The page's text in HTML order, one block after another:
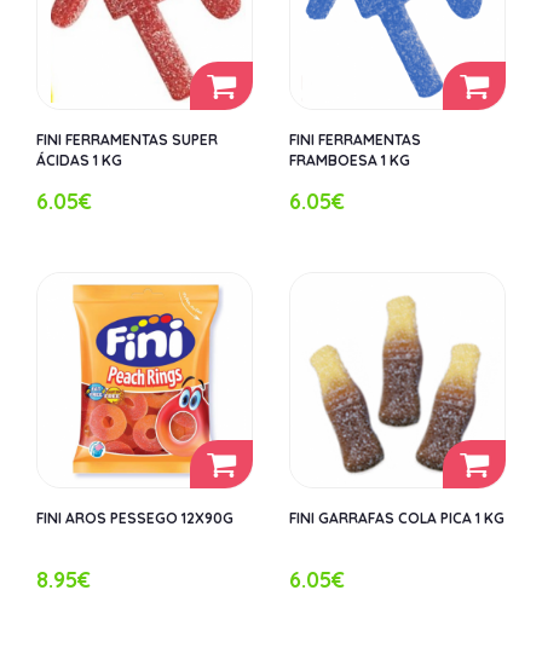
FINI FERRAMENTAS SUPER
ÁCIDAS 1 KG
6.05€
FINI FERRAMENTAS
FRAMBOESA 1 KG
6.05€
FINI AROS PESSEGO 12X90G
8.95€
FINI GARRAFAS COLA PICA 1 KG
6.05€